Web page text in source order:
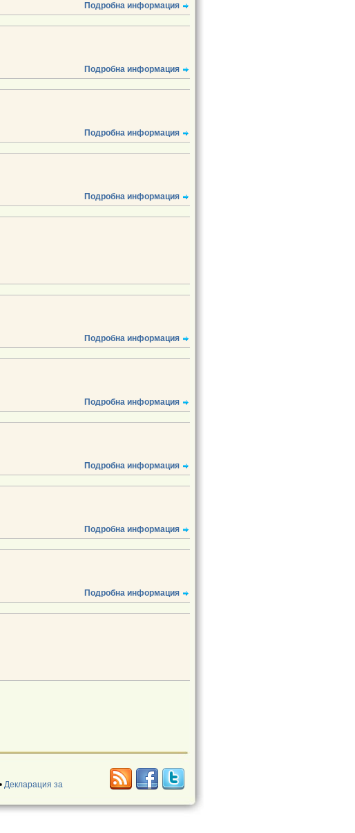
Подробна информация
Подробна информация
Подробна информация
Подробна информация
Подробна информация
Подробна информация
Подробна информация
Подробна информация
Подробна информация
• Декларация за